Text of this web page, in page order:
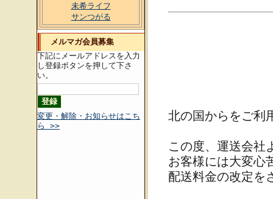
未希ライフ
サンつがる
メルマガ会員募集
下記にメールアドレスを入力
し登録ボタンを押して下さ
い。
変更・解除・お知らせはこち
ら >>
北の国からをご利
この度、運送会社
お客様には大変心
配送料金の改定を